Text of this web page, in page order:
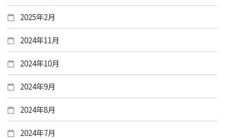
2025年2月
2024年11月
2024年10月
2024年9月
2024年8月
2024年7月